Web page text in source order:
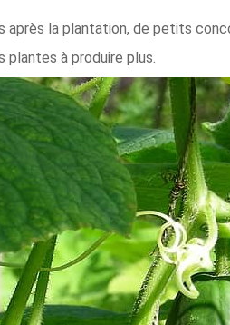
la plantation, de petits
plantes à produire plus.